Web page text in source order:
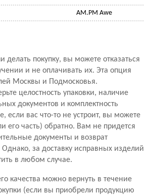
AM.PM Awe
делать покупку, вы можете отказаться
и не оплачивать их. Эта опция
Москвы и Подмосковья.
целостность упаковки, наличие
документов и комплектность
если вас что-то не устроит, вы можете
его часть) обратно. Вам не придется
документы и возврат
за доставку исправных изделий
в любом случае.
качества можно вернуть в течение
(если вы приобрели продукцию